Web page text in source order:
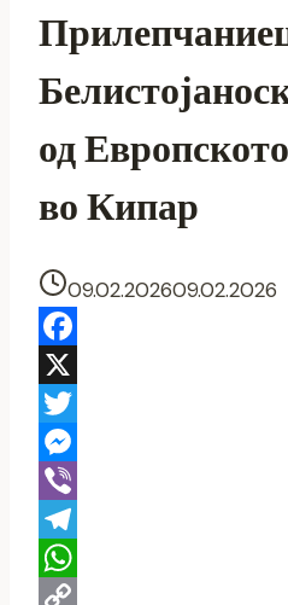
од
во Кипар
09.02.202609.02.2026
Facebook
X
Twitter
Messenger
Viber
Telegram
WhatsApp